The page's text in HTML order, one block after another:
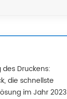
Druckens:
die schnellste
im Jahr 2023